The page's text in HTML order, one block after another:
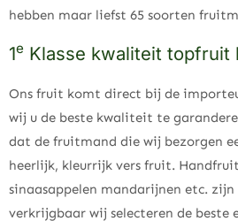
hebben maar liefst 65 soorten
1e Klasse kwaliteit topfruit
Ons fruit komt direct bij de
wij u de beste kwaliteit te
dat de fruitmand die wij bezorgen
heerlijk, kleurrijk vers fruit.
sinaasappelen mandarijnen etc. zijn
verkrijgbaar wij selecteren de beste